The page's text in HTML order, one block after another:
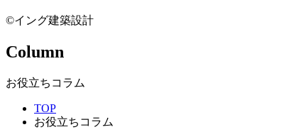
©イング建築設計
Column
お役立ちコラム
TOP
お役立ちコラム